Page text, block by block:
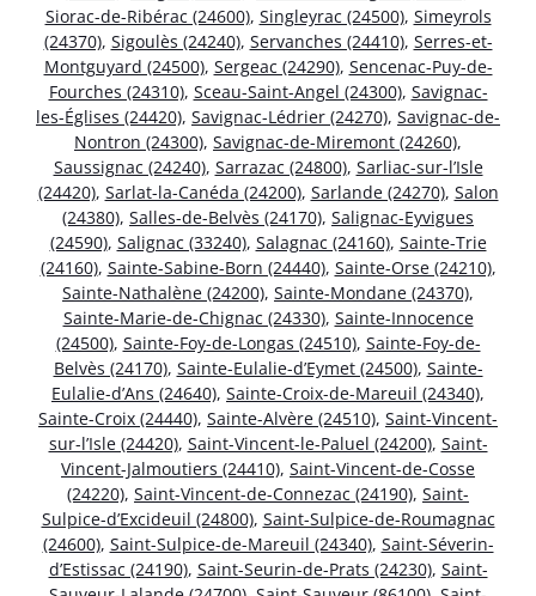
Siorac-de-Ribérac (24600), Singleyrac (24500), Simeyrols
(24370), Sigoulès (24240), Servanches (24410), Serres-et-
Montguyard (24500), Sergeac (24290), Sencenac-Puy-de-
Fourches (24310), Sceau-Saint-Angel (24300), Savignac-
les-Églises (24420), Savignac-Lédrier (24270), Savignac-de-
Nontron (24300), Savignac-de-Miremont (24260),
Saussignac (24240), Sarrazac (24800), Sarliac-sur-l’Isle
(24420), Sarlat-la-Canéda (24200), Sarlande (24270), Salon
(24380), Salles-de-Belvès (24170), Salignac-Eyvigues
(24590), Salignac (33240), Salagnac (24160), Sainte-Trie
(24160), Sainte-Sabine-Born (24440), Sainte-Orse (24210),
Sainte-Nathalène (24200), Sainte-Mondane (24370),
Sainte-Marie-de-Chignac (24330), Sainte-Innocence
(24500), Sainte-Foy-de-Longas (24510), Sainte-Foy-de-
Belvès (24170), Sainte-Eulalie-d’Eymet (24500), Sainte-
Eulalie-d’Ans (24640), Sainte-Croix-de-Mareuil (24340),
Sainte-Croix (24440), Sainte-Alvère (24510), Saint-Vincent-
sur-l’Isle (24420), Saint-Vincent-le-Paluel (24200), Saint-
Vincent-Jalmoutiers (24410), Saint-Vincent-de-Cosse
(24220), Saint-Vincent-de-Connezac (24190), Saint-
Sulpice-d’Excideuil (24800), Saint-Sulpice-de-Roumagnac
(24600), Saint-Sulpice-de-Mareuil (24340), Saint-Séverin-
d’Estissac (24190), Saint-Seurin-de-Prats (24230), Saint-